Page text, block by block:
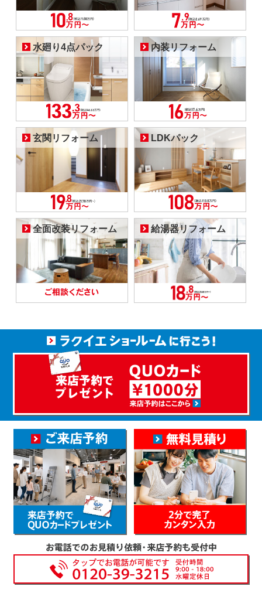
水廻り4点パック 内装リフォーム
玄関リフォーム LDKパック
全面改装リフォーム 給湯器リフォーム